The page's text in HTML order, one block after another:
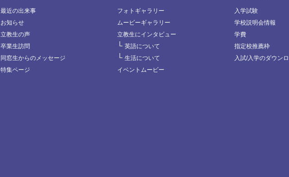
最近の出来事
お知らせ
立教生の声
卒業生訪問
同窓生からのメッセージ
特集ページ
フォトギャラリー
ムービーギャラリー
立教生にインタビュー
└ 英語について
└ 生活について
イベントムービー
入学試験
学校説明会情報
学費
指定校推薦枠
入試/入学のダウン